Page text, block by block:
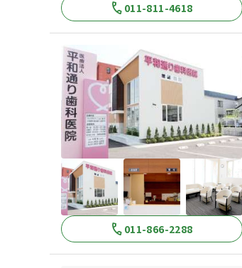
011-811-4618
011-866-2288